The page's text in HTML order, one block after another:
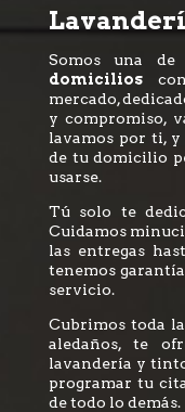
Somos una
domicilioscon
mercado,
y compromiso,
lavamos por ti,
de tu domicilio
usarse.
Tú solo te
Cuidamos
las entregas
tenemos
servicio.
Cubrimos toda
aledaños, te
lavandería y
programar tu
de todo lo demás.